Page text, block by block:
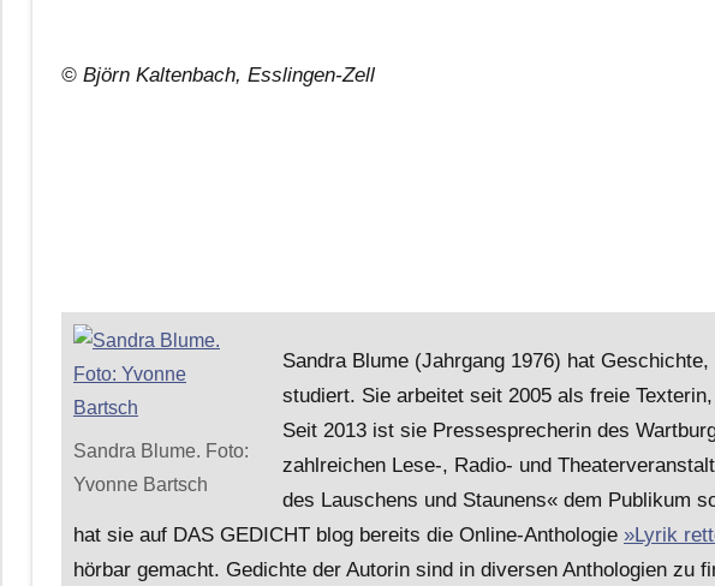
© Björn Kaltenbach, Esslingen-Zell
Sandra Blume. Foto:
Yvonne Bartsch
Sandra Blume (Jahrgang 1976) hat
studiert. Sie arbeitet seit 2005 als freie
Seit 2013 ist sie Pressesprecherin des
zahlreichen Lese-, Radio- und
des Lauschens und Staunens« dem Publikum
hat sie auf DAS GEDICHT blog bereits die Online-Anthologie »Lyrik
hörbar gemacht. Gedichte der Autorin sind in diversen Anthologien zu